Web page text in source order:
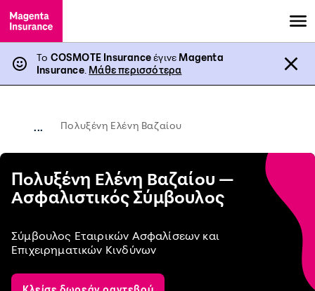
Το COSMOTE InsuranceέγινεMagenta
Insurance. Μάθε περισσότερα
... Πολυξένη Ελένη Βαζαίου
Πολυξένη Ελένη Βαζαίου —
Ασφαλιστικός Σύμβουλος
Σύμβουλος Εταιρικών Ασφαλίσεων και
Επιχειρηματικών Κινδύνων